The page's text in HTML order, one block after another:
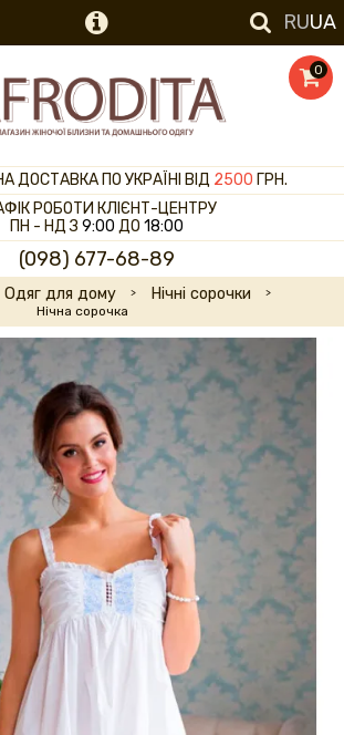
RUUA
0
ДОСТАВКА ПО УКРАЇНІ ВІД 2500 ГРН.
РОБОТИ КЛІЄНТ-ЦЕНТРУ
ПН - НД З 9:00 ДО 18:00
(098) 677-68-89
Одяг для дому Нічні сорочки
Нічна сорочка